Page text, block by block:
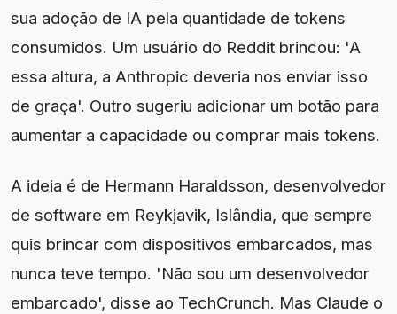
sua adoção de IA pela quantidade de tokens
consumidos. Um usuário do Reddit brincou: 'A
essa altura, a Anthropic deveria nos enviar isso
de graça'. Outro sugeriu adicionar um botão para
aumentar a capacidade ou comprar mais tokens.
A ideia é de Hermann Haraldsson, desenvolvedor
de software em Reykjavik, Islândia, que sempre
quis brincar com dispositivos embarcados, mas
nunca teve tempo. 'Não sou um desenvolvedor
embarcado', disse ao TechCrunch. Mas Claude o